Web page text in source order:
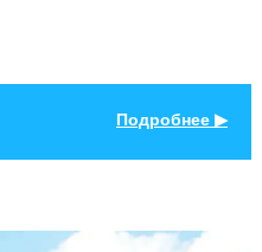
Подробнее ▶